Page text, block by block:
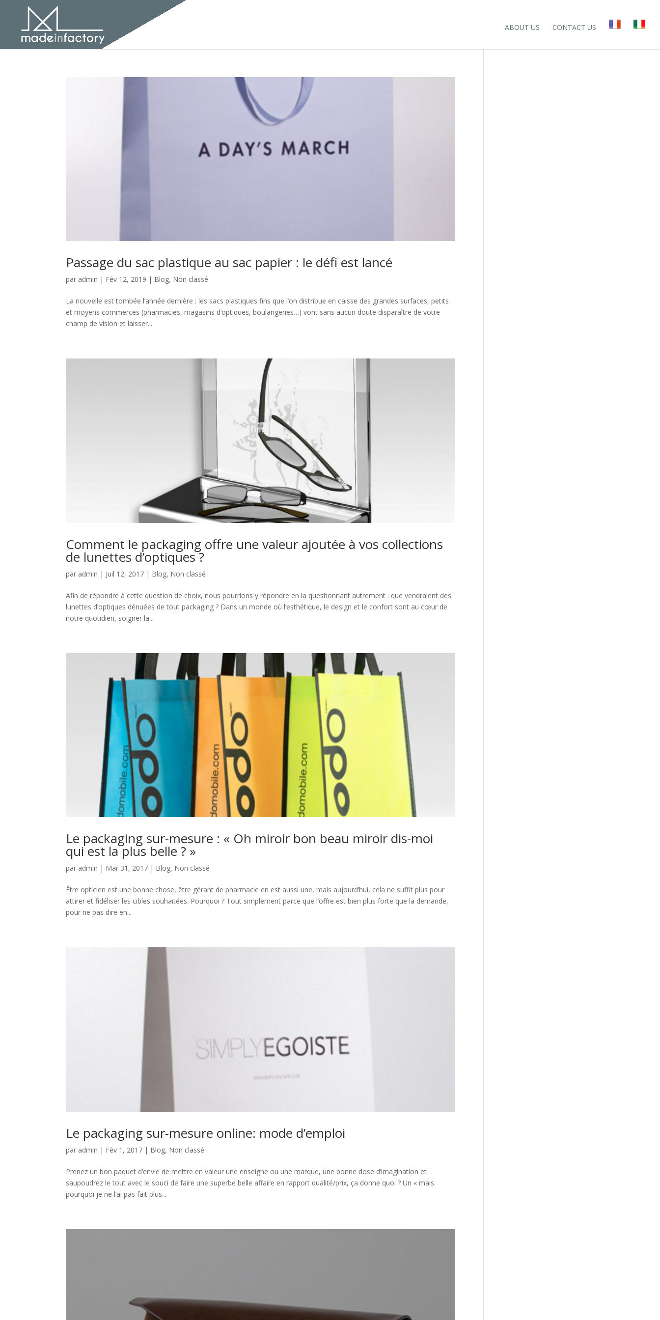
ABOUT US CONTACT US
Passage du sac plastique au sac papier : le défi est lancé
par admin | Fév 12, 2019 | Blog, Non classé
La nouvelle est tombée l’année dernière : les sacs plastiques fins que l’on distribue en caisse des grandes surfaces, petits
et moyens commerces (pharmacies, magasins d’optiques, boulangeries…) vont sans aucun doute disparaître de votre
champ de vision et laisser...
Comment le packaging offre une valeur ajoutée à vos collections
de lunettes d’optiques ?
par admin | Juil 12, 2017 | Blog, Non classé
Afin de répondre à cette question de choix, nous pourrions y répondre en la questionnant autrement : que vendraient des
lunettes d’optiques dénuées de tout packaging ? Dans un monde où l’esthétique, le design et le confort sont au cœur de
notre quotidien, soigner la...
Le packaging sur-mesure : « Oh miroir bon beau miroir dis-moi
qui est la plus belle ? »
par admin | Mar 31, 2017 | Blog, Non classé
Être opticien est une bonne chose, être gérant de pharmacie en est aussi une, mais aujourd’hui, cela ne suffit plus pour
attirer et fidéliser les cibles souhaitées. Pourquoi ? Tout simplement parce que l’offre est bien plus forte que la demande,
pour ne pas dire en...
Le packaging sur-mesure online: mode d’emploi
par admin | Fév 1, 2017 | Blog, Non classé
Prenez un bon paquet d’envie de mettre en valeur une enseigne ou une marque, une bonne dose d’imagination et
saupoudrez le tout avec le souci de faire une superbe belle affaire en rapport qualité/prix, ça donne quoi ? Un « mais
pourquoi je ne l’ai pas fait plus...